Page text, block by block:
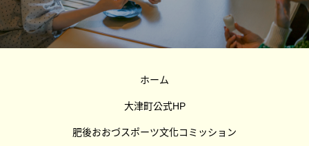
ホーム
大津町公式HP
肥後おおづスポーツ文化コミッション